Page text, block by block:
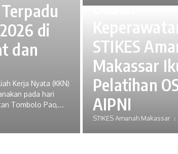
di
dan
Kerja Nyata (KKN)
pada hari
Tombolo Pao,...
Dosen
STIKES
Makassar
Pelatihan
AIPNI
STIKES Amanah Makassar